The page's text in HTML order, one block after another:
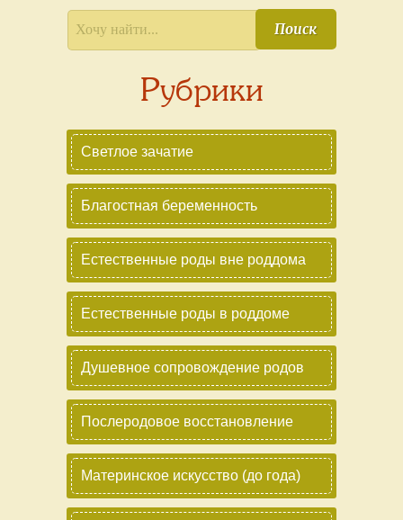
Поиск
Рубрики
Светлое зачатие
Благостная беременность
Естественные роды вне роддома
Естественные роды в роддоме
Душевное сопровождение родов
Послеродовое восстановление
Материнское искусство (до года)